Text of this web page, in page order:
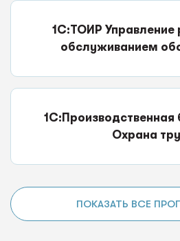
1С:ТОИР Управление
обслуживанием
1С:Производственная
Охрана
ПОКАЗАТЬ ВСЕ